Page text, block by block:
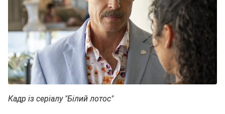
Кадр із серіалу "Білий лотос"